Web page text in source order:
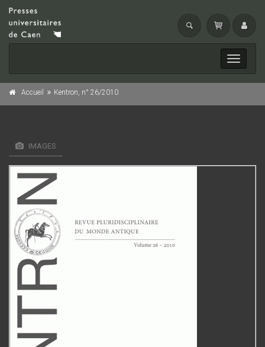
Toggle
Accueil Kentron, n° 26/2010
IMAGES